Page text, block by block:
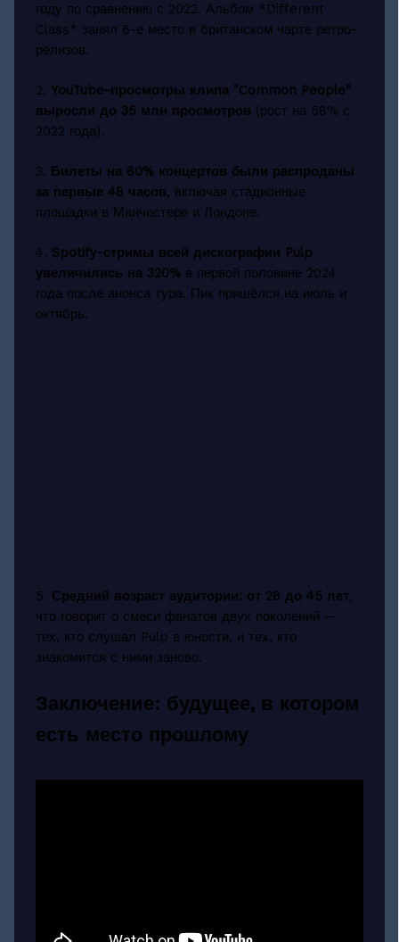
году по сравнению с 2022. Альбом *Different
Class* занял 6-е место в британском чарте ретро-
релизов.
2. YouTube-просмотры клипа "Common People"
выросли до 35 млн просмотров (рост на 58% с
2022 года).
3. Билеты на 80% концертов были распроданы
за первые 48 часов, включая стадионные
площадки в Манчестере и Лондоне.
4. Spotify-стримы всей дискографии Pulp
увеличились на 320% в первой половине 2024
года после анонса тура. Пик пришёлся на июль и
октябрь.
5. Средний возраст аудитории: от 28 до 45 лет,
что говорит о смеси фанатов двух поколений —
тех, кто слушал Pulp в юности, и тех, кто
знакомится с ними заново.
Заключение: будущее, в котором
есть место прошлому